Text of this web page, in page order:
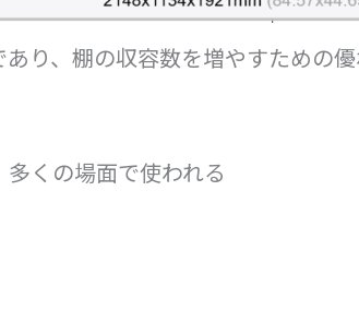
り、棚の収容数を増やすための
くの場面で使われる